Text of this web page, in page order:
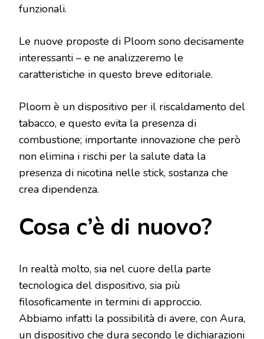
funzionali.
Le nuove proposte di Ploom sono decisamente
interessanti – e ne analizzeremo le
caratteristiche in questo breve editoriale.
Ploom è un dispositivo per il riscaldamento del
tabacco, e questo evita la presenza di
combustione; importante innovazione che però
non elimina i rischi per la salute data la
presenza di nicotina nelle stick, sostanza che
crea dipendenza.
Cosa c’è di nuovo?
In realtà molto, sia nel cuore della parte
tecnologica del dispositivo, sia più
filosoficamente in termini di approccio.
Abbiamo infatti la possibilità di avere, con Aura,
un dispositivo che dura secondo le dichiarazioni